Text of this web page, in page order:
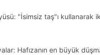
"İsimsiz taş"ı kullanarak
Hafızanın en büyük